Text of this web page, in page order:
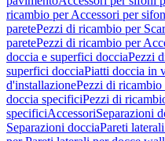
ricambio per Accessori per
paretePezzi di ricambio per
paretePezzi di ricambio per
doccia e superfici docciaPezzi
superfici docciaPiatti doccia in
d'installazionePezzi di
doccia specificiPezzi di
specificiAccessoriSeparazioni
Separazioni docciaPareti